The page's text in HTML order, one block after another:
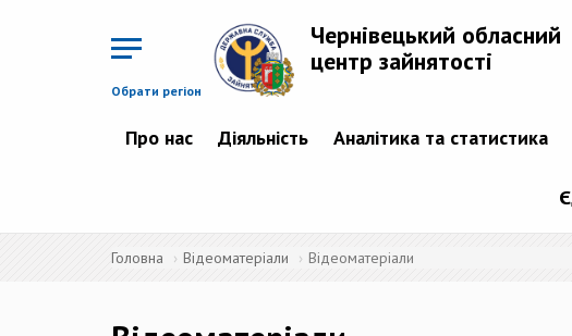
Обрати регіон
Чернівецький обласний
центр зайнятості
Про нас Діяльність Аналітика та статистика
Головна Відеоматеріали Відеоматеріали